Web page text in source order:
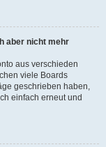
aber nicht mehr
aus verschieden
viele Boards
geschrieben haben,
einfach erneut und